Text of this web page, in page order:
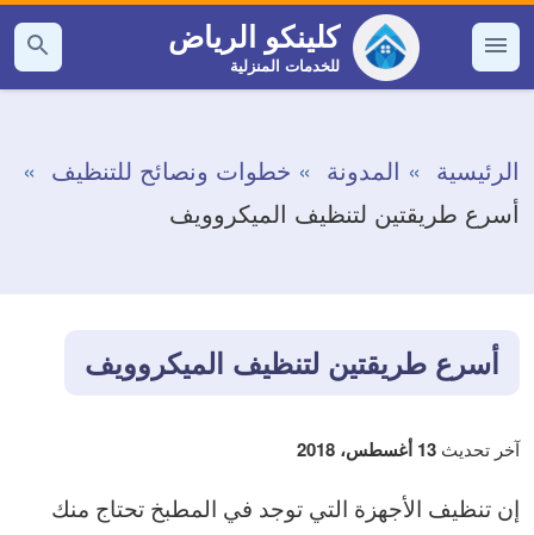
التجاوز
إلى القائمة
كلينكو الرياض
للخدمات المنزلية
بحث
عن
الرئيسية المدونة
خطوات ونصائح للتنظيف
أسرع طريقتين لتنظيف الميكروويف
أسرع طريقتين لتنظيف الميكروويف
آخر تحديث 13 أغسطس، 2018
إن تنظيف الأجهزة التي توجد في المطبخ تحتاج منك